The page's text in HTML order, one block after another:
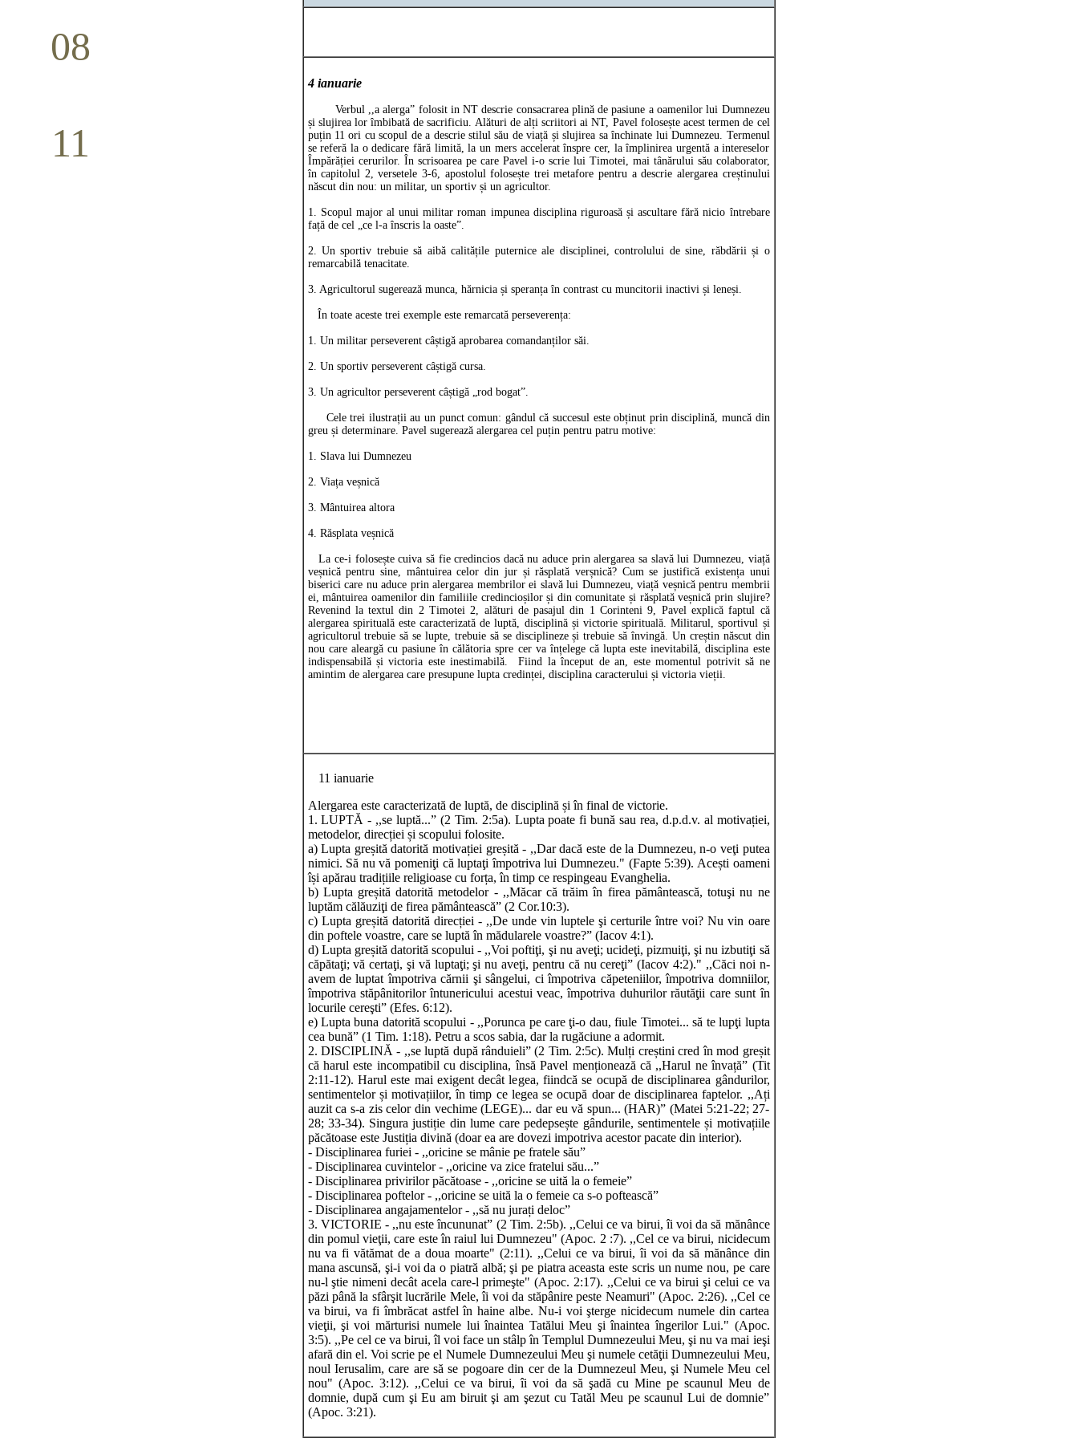
08
11
4 ianuarie
Verbul ,,a alerga” folosit in NT descrie consacrarea plină de pasiune a oamenilor lui Dumnezeu
și slujirea lor îmbibată de sacrificiu. Alături de alți scriitori ai NT, Pavel folosește acest termen de cel
puțin 11 ori cu scopul de a descrie stilul său de viață și slujirea sa închinate lui Dumnezeu. Termenul
se referă la o dedicare fără limită, la un mers accelerat înspre cer, la împlinirea urgentă a intereselor
Împărăției cerurilor. În scrisoarea pe care Pavel i-o scrie lui Timotei, mai tânărului său colaborator,
în capitolul 2, versetele 3-6, apostolul folosește trei metafore pentru a descrie alergarea creștinului
născut din nou: un militar, un sportiv și un agricultor.
1. Scopul major al unui militar roman impunea disciplina riguroasă și ascultare fără nicio întrebare
față de cel „ce l-a înscris la oaste”.
2. Un sportiv trebuie să aibă calitățile puternice ale disciplinei, controlului de sine, răbdării și o
remarcabilă tenacitate.
3. Agricultorul sugerează munca, hărnicia și speranța în contrast cu muncitorii inactivi și leneși.
În toate aceste trei exemple este remarcată perseverența:
1. Un militar perseverent câștigă aprobarea comandanților săi.
2. Un sportiv perseverent câștigă cursa.
3. Un agricultor perseverent câștigă „rod bogat”.
Cele trei ilustrații au un punct comun: gândul că succesul este obținut prin disciplină, muncă din
greu și determinare. Pavel sugerează alergarea cel puțin pentru patru motive:
1. Slava lui Dumnezeu
2. Viața veșnică
3. Mântuirea altora
4. Răsplata veșnică
La ce-i folosește cuiva să fie credincios dacă nu aduce prin alergarea sa slavă lui Dumnezeu, viață
veșnică pentru sine, mântuirea celor din jur și răsplată verșnică? Cum se justifică existența unui
biserici care nu aduce prin alergarea membrilor ei slavă lui Dumnezeu, viață veșnică pentru membrii
ei, mântuirea oamenilor din familiile credincioșilor și din comunitate și răsplată veșnică prin slujire?
Revenind la textul din 2 Timotei 2, alături de pasajul din 1 Corinteni 9, Pavel explică faptul că
alergarea spirituală este caracterizată de luptă, disciplină și victorie spirituală. Militarul, sportivul și
agricultorul trebuie să se lupte, trebuie să se disciplineze și trebuie să învingă. Un creștin născut din
nou care aleargă cu pasiune în călătoria spre cer va înțelege că lupta este inevitabilă, disciplina este
indispensabilă și victoria este inestimabilă. Fiind la început de an, este momentul potrivit să ne
amintim de alergarea care presupune lupta credinței, disciplina caracterului și victoria vieții.
11 ianuarie
Alergarea este caracterizată de luptă, de disciplină și în final de victorie.
1. LUPTĂ - ,,se luptă...” (2 Tim. 2:5a). Lupta poate fi bună sau rea, d.p.d.v. al motivației,
metodelor, direcției și scopului folosite.
a) Lupta greșită datorită motivației greșită - ,,Dar dacă este de la Dumnezeu, n-o veţi putea
nimici. Să nu vă pomeniţi că luptaţi împotriva lui Dumnezeu." (Fapte 5:39). Acești oameni
își apărau tradițiile religioase cu forța, în timp ce respingeau Evanghelia.
b) Lupta greșită datorită metodelor - ,,Măcar că trăim în firea pământească, totuşi nu ne
luptăm călăuziţi de firea pământească” (2 Cor.10:3).
c) Lupta greșită datorită direcției - ,,De unde vin luptele şi certurile între voi? Nu vin oare
din poftele voastre, care se luptă în mădularele voastre?” (Iacov 4:1).
d) Lupta greșită datorită scopului - ,,Voi poftiţi, şi nu aveţi; ucideţi, pizmuiţi, şi nu izbutiţi să
căpătaţi; vă certaţi, şi vă luptaţi; şi nu aveţi, pentru că nu cereţi” (Iacov 4:2)." ,,Căci noi n-
avem de luptat împotriva cărnii şi sângelui, ci împotriva căpeteniilor, împotriva domniilor,
împotriva stăpânitorilor întunericului acestui veac, împotriva duhurilor răutăţii care sunt în
locurile cereşti” (Efes. 6:12).
e) Lupta buna datorită scopului - ,,Porunca pe care ţi-o dau, fiule Timotei... să te lupţi lupta
cea bună” (1 Tim. 1:18). Petru a scos sabia, dar la rugăciune a adormit.
2. DISCIPLINĂ - ,,se luptă după rânduieli” (2 Tim. 2:5c). Mulți creștini cred în mod greșit
că harul este incompatibil cu disciplina, însă Pavel menționează că ,,Harul ne învață” (Tit
2:11-12). Harul este mai exigent decât legea, fiindcă se ocupă de disciplinarea gândurilor,
sentimentelor și motivațiilor, în timp ce legea se ocupă doar de disciplinarea faptelor. ,,Ați
auzit ca s-a zis celor din vechime (LEGE)... dar eu vă spun... (HAR)” (Matei 5:21-22; 27-
28; 33-34). Singura justiție din lume care pedepsește gândurile, sentimentele și motivațiile
păcătoase este Justiția divină (doar ea are dovezi impotriva acestor pacate din interior).
- Disciplinarea furiei - ,,oricine se mânie pe fratele său”
- Disciplinarea cuvintelor - ,,oricine va zice fratelui său...”
- Disciplinarea privirilor păcătoase - ,,oricine se uită la o femeie”
- Disciplinarea poftelor - ,,oricine se uită la o femeie ca s-o poftească”
- Disciplinarea angajamentelor - ,,să nu jurați deloc”
3. VICTORIE - ,,nu este încununat” (2 Tim. 2:5b). ,,Celui ce va birui, îi voi da să mănânce
din pomul vieţii, care este în raiul lui Dumnezeu" (Apoc. 2 :7). ,,Cel ce va birui, nicidecum
nu va fi vătămat de a doua moarte" (2:11). ,,Celui ce va birui, îi voi da să mănânce din
mana ascunsă, şi-i voi da o piatră albă; şi pe piatra aceasta este scris un nume nou, pe care
nu-l ştie nimeni decât acela care-l primeşte" (Apoc. 2:17). ,,Celui ce va birui şi celui ce va
păzi până la sfârşit lucrările Mele, îi voi da stăpânire peste Neamuri" (Apoc. 2:26). ,,Cel ce
va birui, va fi îmbrăcat astfel în haine albe. Nu-i voi şterge nicidecum numele din cartea
vieţii, şi voi mărturisi numele lui înaintea Tatălui Meu şi înaintea îngerilor Lui." (Apoc.
3:5). ,,Pe cel ce va birui, îl voi face un stâlp în Templul Dumnezeului Meu, şi nu va mai ieşi
afară din el. Voi scrie pe el Numele Dumnezeului Meu şi numele cetăţii Dumnezeului Meu,
noul Ierusalim, care are să se pogoare din cer de la Dumnezeul Meu, şi Numele Meu cel
nou" (Apoc. 3:12). ,,Celui ce va birui, îi voi da să şadă cu Mine pe scaunul Meu de
domnie, după cum şi Eu am biruit şi am şezut cu Tatăl Meu pe scaunul Lui de domnie”
(Apoc. 3:21).